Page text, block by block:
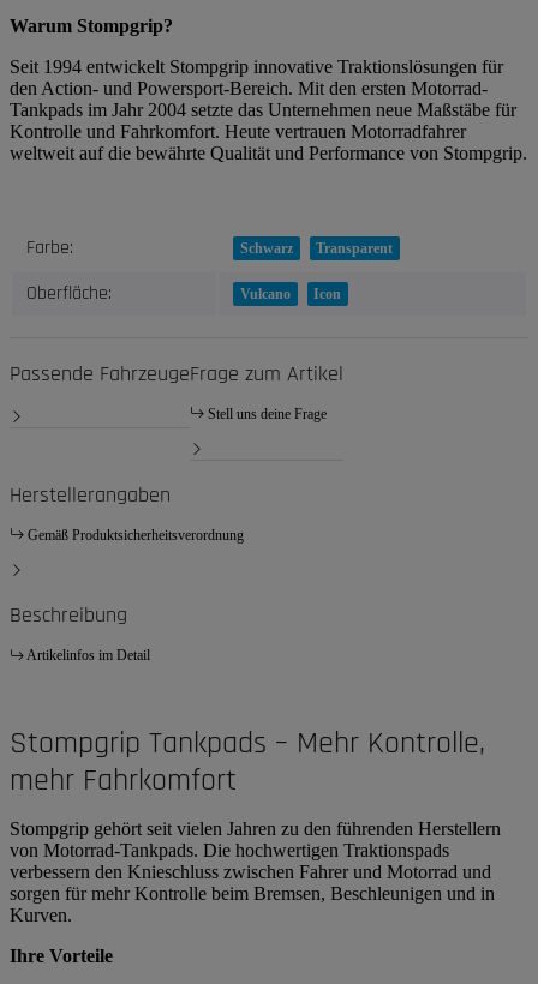
Warum Stompgrip?
Seit 1994 entwickelt Stompgrip innovative Traktionslösungen für
den Action- und Powersport-Bereich. Mit den ersten Motorrad-
Tankpads im Jahr 2004 setzte das Unternehmen neue Maßstäbe für
Kontrolle und Fahrkomfort. Heute vertrauen Motorradfahrer
weltweit auf die bewährte Qualität und Performance von Stompgrip.
Produkteigenschaft
Wert
Farbe: Schwarz Transparent
Oberfläche: Vulcano Icon
Passende FahrzeugeFrage zum Artikel
Stell uns deine Frage
Herstellerangaben
Gemäß Produktsicherheitsverordnung
Beschreibung
Artikelinfos im Detail
Stompgrip Tankpads – Mehr Kontrolle,
mehr Fahrkomfort
Stompgrip gehört seit vielen Jahren zu den führenden Herstellern
von Motorrad-Tankpads. Die hochwertigen Traktionspads
verbessern den Knieschluss zwischen Fahrer und Motorrad und
sorgen für mehr Kontrolle beim Bremsen, Beschleunigen und in
Kurven.
Ihre Vorteile